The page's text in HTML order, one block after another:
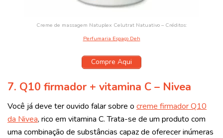
Creme de massagem Natuplex Celutrat Natuativo – Créditos:
Perfumaria Espaço Deh
Compre Aqui
7. Q10 firmador + vitamina C – Nivea
Você já deve ter ouvido falar sobre o creme firmador Q10
da Nivea, rico em vitamina C. Trata-se de um produto com
uma combinação de substâncias capaz de oferecer inúmeras